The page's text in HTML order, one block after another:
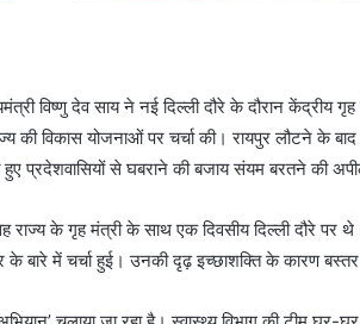
विष्णु देव साय ने नई दिल्ली दौरे के दौरान केंद्रीय
विकास योजनाओं पर चर्चा की। रायपुर लौटने के
प्रदेशवासियों से घबराने की बजाय संयम बरतने की
राज्य के गृह मंत्री के साथ एक दिवसीय दिल्ली दौरे पर
बारे में चर्चा हुई। उनकी दृढ़ इच्छाशक्ति के कारण